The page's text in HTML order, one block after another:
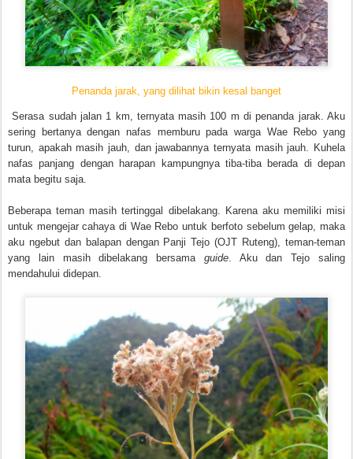
Penanda jarak, yang dilihat bikin kesal banget
Serasa sudah jalan 1 km, ternyata masih 100 m di penanda jarak. Aku
sering bertanya dengan nafas memburu pada warga Wae Rebo yang
turun, apakah masih jauh, dan jawabannya ternyata masih jauh. Kuhela
nafas panjang dengan harapan kampungnya tiba-tiba berada di depan
mata begitu saja.
Beberapa teman masih tertinggal dibelakang. Karena aku memiliki misi
untuk mengejar cahaya di Wae Rebo untuk berfoto sebelum gelap, maka
aku ngebut dan balapan dengan Panji Tejo (OJT Ruteng), teman-teman
yang lain masih dibelakang bersama guide. Aku dan Tejo saling
mendahului didepan.